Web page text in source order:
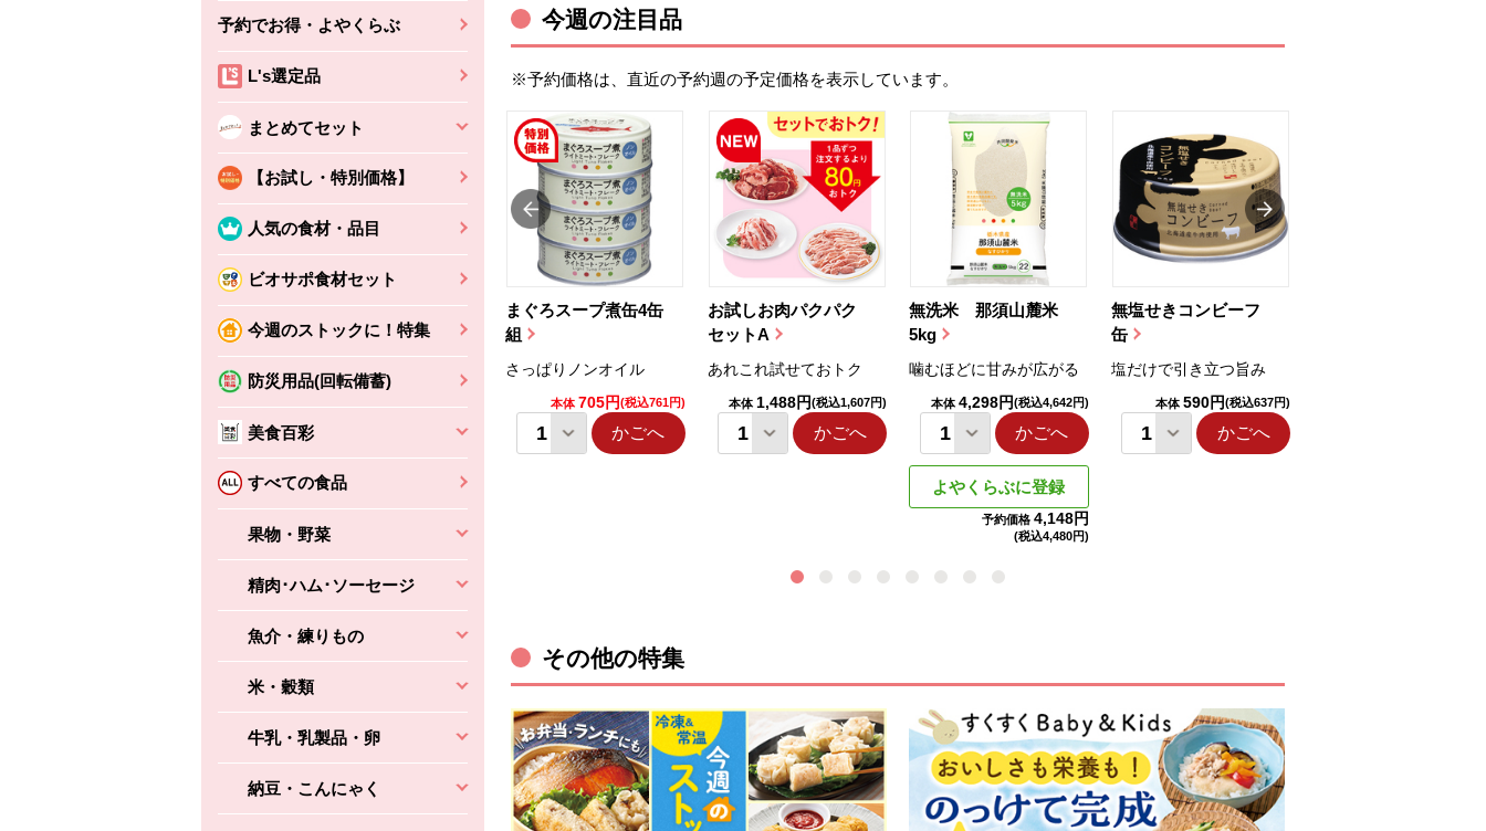
予約でお得・よやくらぶ
L's選定品
まとめてセット
【お試し・特別価格】
人気の食材・品目
ビオサポ食材セット
今週のストックに！特集
防災用品(回転備蓄)
美食百彩
すべての食品
果物・野菜
精肉･ハム･ソーセージ
魚介・練りもの
米・穀類
牛乳・乳製品・卵
納豆・こんにゃく
今週の注目品
※予約価格は、直近の予約週の予定価格を表示しています。
まぐろスープ煮缶4缶
組
さっぱりノンオイル
本体 705円(税込761円)
かごへ
お試しお肉パクパク
セットA
あれこれ試せておトク
本体 1,488円(税込1,607円)
かごへ
無洗米 那須山麓米
5kg
噛むほどに甘みが広がる
本体 4,298円(税込4,642円)
かごへ
よやくらぶに登録
予約価格 4,148円
(税込4,480円)
無塩せきコンビーフ
缶
塩だけで引き立つ旨み
本体 590円(税込637円)
かごへ
ちょこっと揚げ（香
えびの風味がぶわっ！
かごへ
バルサミコ
本体2,160円 (税込2,333円)
かごへ
その他の特集